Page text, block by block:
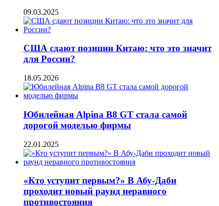
09.03.2025
США сдают позиции Китаю: что это значит
для России?
18.05.2026
Юбилейная Alpina B8 GT стала самой
дорогой моделью фирмы
22.01.2025
«Кто уступит первым?» В Абу-Даби
проходит новый раунд неравного
противостояния